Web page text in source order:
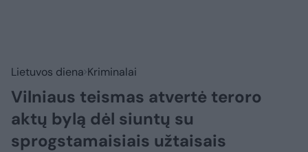
Lietuvos diena Kriminalai
Vilniaus teismas atvertė teroro
aktų bylą dėl siuntų su
sprogstamaisiais užtaisais